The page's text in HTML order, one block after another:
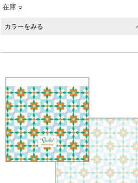
在庫 ○
カラーをみる